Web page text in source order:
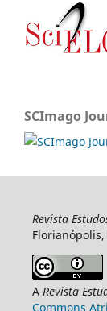
SCImago
Revista
A Revista
Commons